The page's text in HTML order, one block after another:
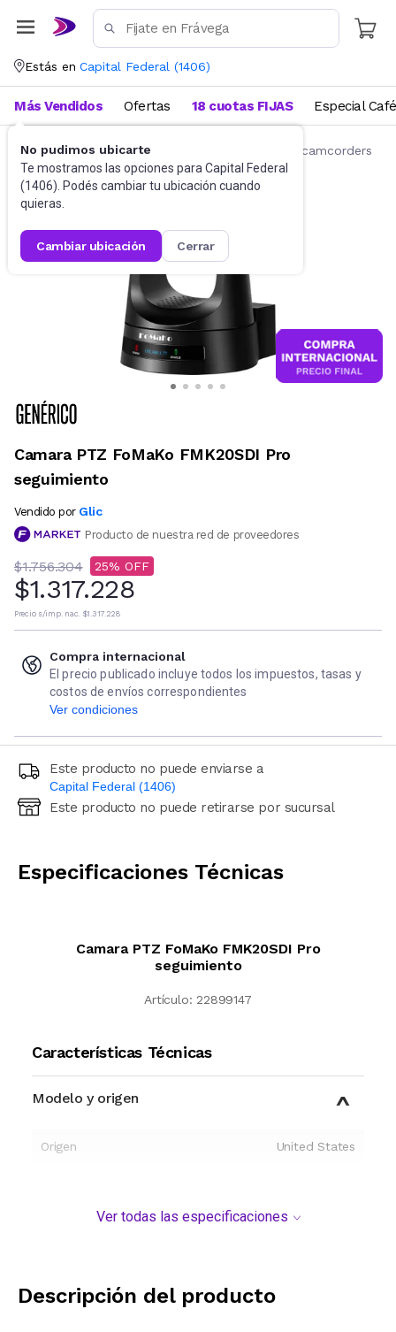
Estás en Capital Federal (1406)
No pudimos ubicarte
Te mostramos las opciones para Capital Federal
(1406). Podés cambiar tu ubicación cuando
quieras.
cambiar ubicación cerrar
Más Vendidos Ofertas 18 cuotas FIJAS Especial Café
Cámaras y Video Cámaras Videocámaras y camcorders
Camara PTZ FoMaKo FMK20SDI Pro
seguimiento
Vendido por Glic
Producto de nuestra red de proveedores
$1.756.304 25
$1.317.228
Precio s/imp. nac. $1.317.228
Compra internacional
El precio publicado incluye todos los impuestos, tasas y
costos de envíos correspondientes
Ver condiciones
Este producto no puede enviarse a
Capital Federal (1406)
Ingresá código postal (sólo números)
Este producto no puede retirarse por sucursal
Especificaciones Técnicas
Camara PTZ FoMaKo FMK20SDI Pro
seguimiento
Artículo: 22899147
Características Técnicas
Modelo y origen
Origen United States
Ver todas las especificaciones
Descripción del producto